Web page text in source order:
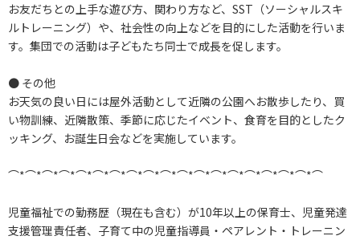
お友だちとの上手な遊び方、関わり方など、SST（ソーシャルスキ
ルトレーニング）や、社会性の向上などを目的にした活動を行いま
す。集団での活動は子どもたち同士で成長を促します。
● その他
お天気の良い日には屋外活動として近隣の公園へお散歩したり、買
い物訓練、近隣散策、季節に応じたイベント、食育を目的としたク
ッキング、お誕生日会などを実施しています。
⌒*⌒*⌒*⌒*⌒*⌒*⌒*⌒*⌒*⌒*⌒*⌒*⌒*⌒*⌒*⌒*⌒*⌒*⌒
児童福祉での勤務歴（現在も含む）が10年以上の保育士、児童発達
支援管理責任者、子育て中の児童指導員・ペアレント・トレーニン